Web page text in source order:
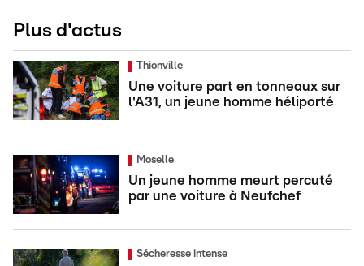
Plus d'actus
Thionville
Une voiture part en tonneaux sur
l'A31, un jeune homme héliporté
Moselle
Un jeune homme meurt percuté
par une voiture à Neufchef
Sécheresse intense